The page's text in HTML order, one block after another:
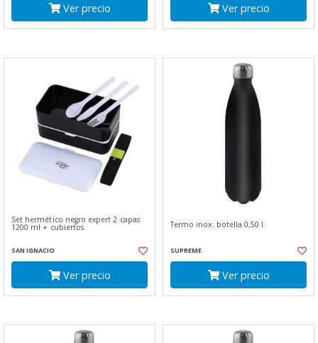
Ver precio Ver precio
Set hermético negro expert 2 capas
1200 ml + cubiertos
SAN IGNACIO
Ver precio
Termo inox. botella 0,50 l.
SUPREME
Ver precio